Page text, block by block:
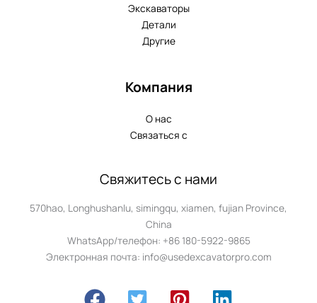
Экскаваторы
Детали
Другие
Компания
О нас
Связаться с
Свяжитесь с нами
570hao, Longhushanlu, simingqu, xiamen, fujian Province,
China
WhatsApp/телефон: +86 180-5922-9865
Электронная почта: info@usedexcavatorpro.com